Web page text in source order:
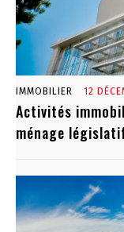
IMMOBILIER 12
Activités
ménage